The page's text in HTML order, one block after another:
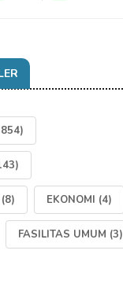
(8) EKONOMI (4)
FASILITAS UMUM (3)